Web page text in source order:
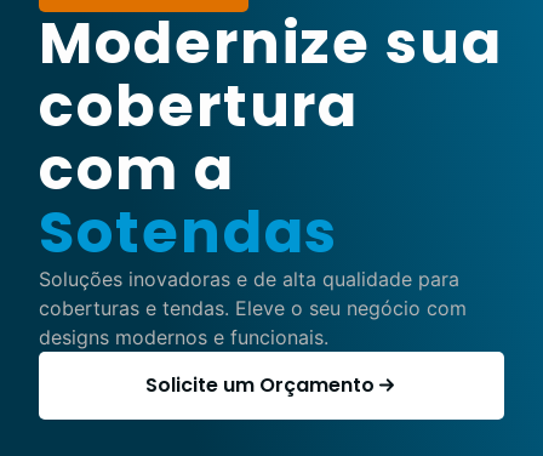
Modernize sua
cobertura
com a
Sotendas
Soluções inovadoras e de alta qualidade para
coberturas e tendas. Eleve o seu negócio com
designs modernos e funcionais.
Solicite um Orçamento